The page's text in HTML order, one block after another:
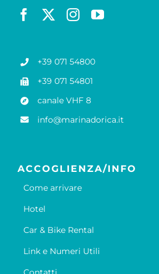
+39 071 54800
+39 071 54801
canale VHF 8
info@marinadorica.it
ACCOGLIENZA/INFO
Come arrivare
Hotel
Car & Bike Rental
Link e Numeri Utili